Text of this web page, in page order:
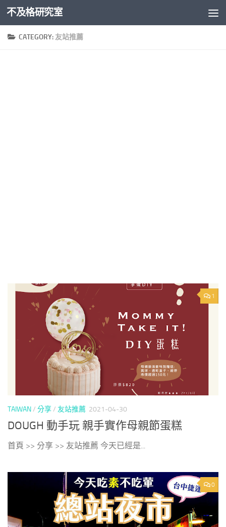
Skip to content
不及格研究室
CATEGORY: 友站推薦
1
TAIWAN/ 分享/ 友站推薦 2021-04-30
DOUGH 動手玩 親手實作母親節蛋糕
首頁 >> 分享 >> 友站推薦 今天已經是...
0